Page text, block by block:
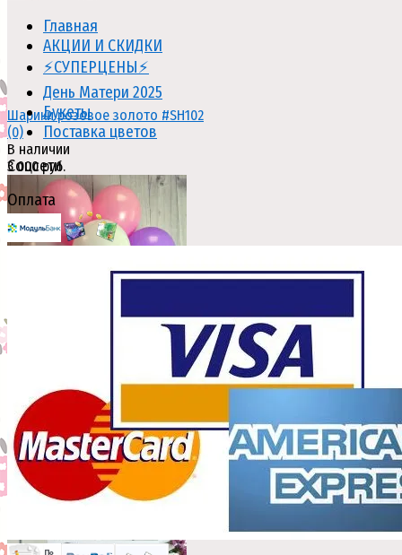
сравнить
Шарики розовое золото #SH102
(0)
В наличии
3 000 руб.
Воздушные шары #SH035
В наличии
Главная
АКЦИИ И СКИДКИ
⚡СУПЕРЦЕНЫ⚡
День Матери 2025
Букеты
Поставка цветов
Соцсети
Оплата